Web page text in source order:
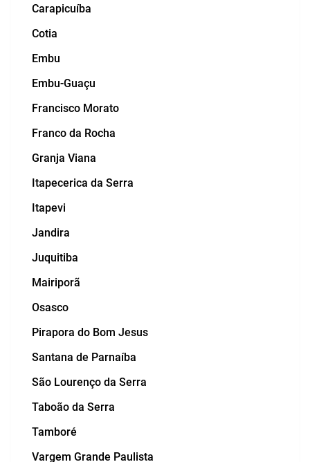
Carapicuíba
Cotia
Embu
Embu-Guaçu
Francisco Morato
Franco da Rocha
Granja Viana
Itapecerica da Serra
Itapevi
Jandira
Juquitiba
Mairiporã
Osasco
Pirapora do Bom Jesus
Santana de Parnaíba
São Lourenço da Serra
Taboão da Serra
Tamboré
Vargem Grande Paulista